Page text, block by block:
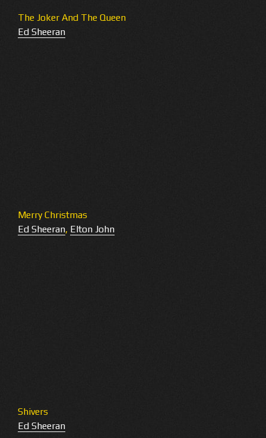
The Joker And The Queen
Ed Sheeran
Merry Christmas
Ed Sheeran, Elton John
Shivers
Ed Sheeran